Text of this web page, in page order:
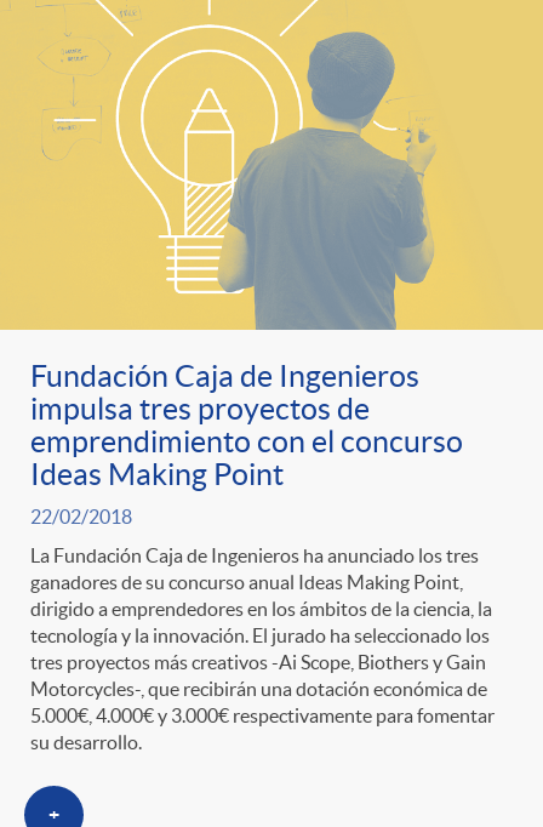
Fundación Caja de Ingenieros
impulsa tres proyectos de
emprendimiento con el concurso
Ideas Making Point
22/02/2018
La Fundación Caja de Ingenieros ha anunciado los tres
ganadores de su concurso anual Ideas Making Point,
dirigido a emprendedores en los ámbitos de la ciencia, la
tecnología y la innovación. El jurado ha seleccionado los
tres proyectos más creativos -Ai Scope, Biothers y Gain
Motorcycles-, que recibirán una dotación económica de
5.000€, 4.000€ y 3.000€ respectivamente para fomentar
su desarrollo.
+